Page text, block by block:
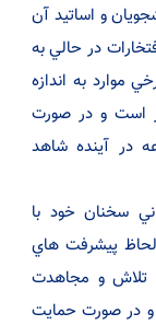
و اساتيد آن
در حالي به
موارد به اندازه
است و در صورت
در آينده شاهد
سخنان خود با
پيشرفت هاي
تلاش و مجاهدت
در صورت حمايت